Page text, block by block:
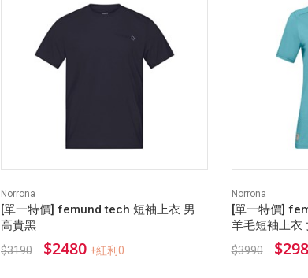
Norrona
[單一特價] femund tech 短袖上衣 男
高貴黑
$3190 $2480 +紅利0
Norrona
[單一特價]
羊毛短袖上衣
$3990